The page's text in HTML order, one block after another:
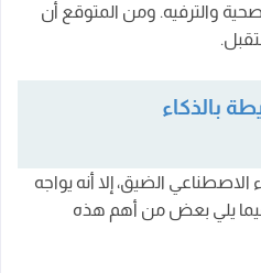
والترفيه. ومن المتوقع أن
بالذكاء
الاصطناعي الضيق، إلا أنه يواجه
فيما يلي بعض من أهم هذه